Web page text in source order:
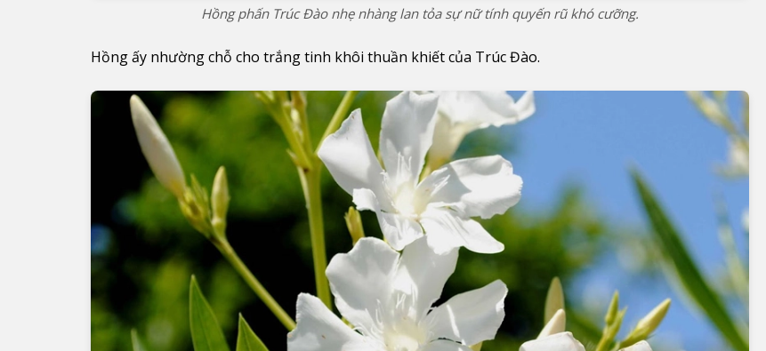
Hồng phấn Trúc Đào nhẹ nhàng lan tỏa sự nữ tính quyến rũ khó cưỡng.
Hồng ấy nhường chỗ cho trắng tinh khôi thuần khiết của Trúc Đào.